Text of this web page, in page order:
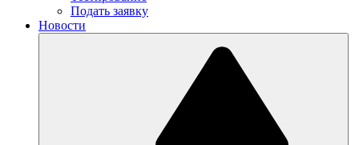
Подать заявку
Новости